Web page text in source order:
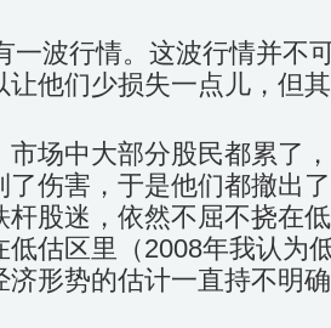
一波行情。这波行情并不
让他们少损失一点儿，但
市场中大部分股民都累了
了伤害，于是他们都撤出
杆股迷，依然不屈不挠在
低估区里（2008年我认为
济形势的估计一直持不明